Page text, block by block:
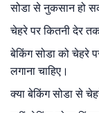
सोडा से नुकसान हो
चेहरे पर कितनी देर
बेकिंग सोडा को चेहरे
लगाना चाहिए।
क्या बेकिंग सोडा से